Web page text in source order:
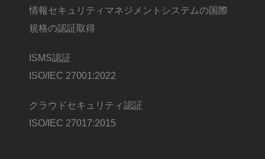
情報セキュリティマネジメントシステムの国際
規格の認証取得
ISMS認証
ISO/IEC 27001:2022
クラウドセキュリティ認証
ISO/IEC 27017:2015